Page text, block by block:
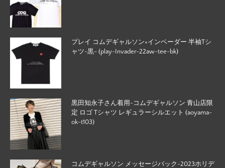
プレイ コムデギャルソン×インベーダー 半袖Tシ
ャツ-黒- (play-Invader-22aw-tee-bk)
黒田知永子さん着用-コムデギャルソン 青山店限
定 ロゴ Tシャツ レギュラーシルエット (aoyama-
ok-t103)
コムデギャルソン メッセージバック-2023ホリデ